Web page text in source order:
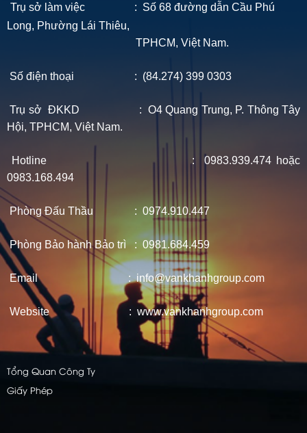
Trụ sở làm việc : Số 68 đường dẫn Cầu Phú
Long, Phường Lái Thiêu,
TPHCM, Việt Nam.
Số điện thoại : (84.274) 399 0303
Trụ sở ĐKKD : O4 Quang Trung, P. Thông Tây
Hội, TPHCM, Việt Nam.
Hotline : 0983.939.474 hoặc
0983.168.494
Phòng Đấu Thầu : 0974.910.447
Phòng Bảo hành Bảo trì : 0981.684.459
Email : info@vankhanhgroup.com
Website : www.vankhanhgroup.com
Tổng Quan Công Ty
Giấy Phép